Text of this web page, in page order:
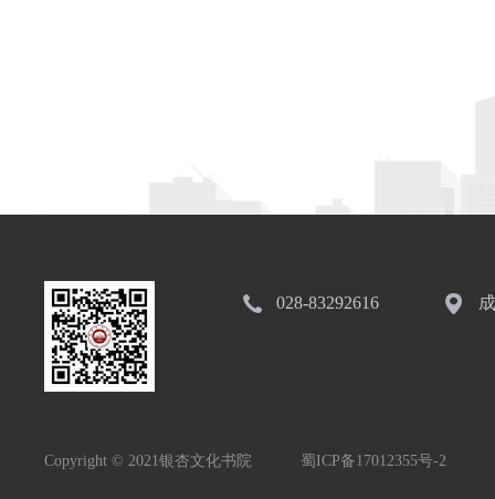
028-83292616
Copyright © 2021银杏文化书院 蜀ICP备17012355号-2